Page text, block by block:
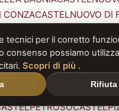
CONZACASTELNUOVO DI
PORTO CASTELNUOVO
CASTELNUOVO NIGRA
CASTELNUOVO
CASTELNUOVO VAL
tecnici per il corretto
consenso possiamo
Scopri di più .
Rifiuta